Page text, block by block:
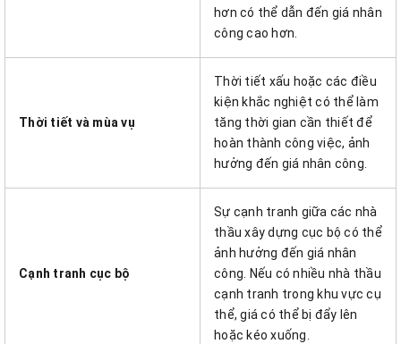
hơn có thể dẫn đến giá nhân
công cao hơn.
Thời tiết và mùa vụ
Thời tiết xấu hoặc các điều
kiện khắc nghiệt có thể làm
tăng thời gian cần thiết để
hoàn thành công việc, ảnh
hưởng đến giá nhân công.
Cạnh tranh cục bộ
Sự cạnh tranh giữa các nhà
thầu xây dựng cục bộ có thể
ảnh hưởng đến giá nhân
công. Nếu có nhiều nhà thầu
cạnh tranh trong khu vực cụ
thể, giá có thể bị đẩy lên
hoặc kéo xuống.